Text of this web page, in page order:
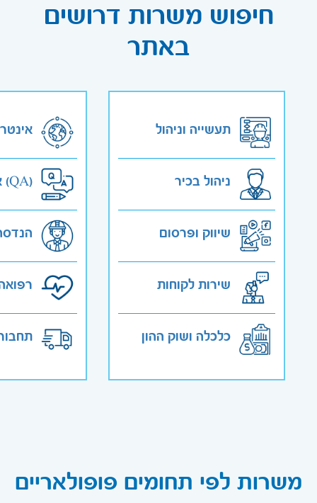
חיפוש משרות דרושים
באתר
תעשייה וניהול
ניהול בכיר
שיווק ופרסום
שירות לקוחות
כלכלה ושוק ההון
אבטחת איכות (QA)
משרות לפי תחומים פופולאריים